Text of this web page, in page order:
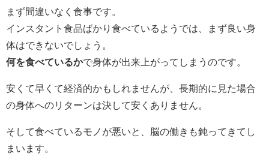
まず間違いなく食事です。
インスタント食品ばかり食べているようでは、まず良い身
体はできないでしょう。
何を食べているかで身体が出来上がってしまうのです。
安くて早くて経済的かもしれませんが、長期的に見た場合
の身体へのリターンは決して安くありません。
そして食べているモノが悪いと、脳の働きも鈍ってきてし
まいます。